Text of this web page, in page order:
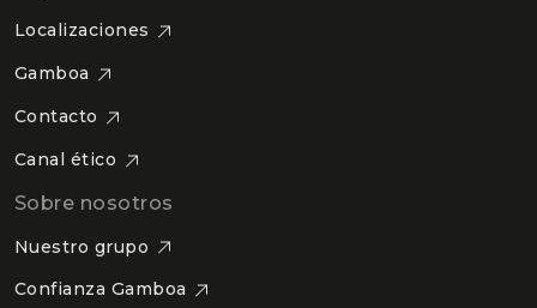
Localizaciones
Gamboa
Contacto
Canal ético
Sobre nosotros
Nuestro grupo
Confianza Gamboa